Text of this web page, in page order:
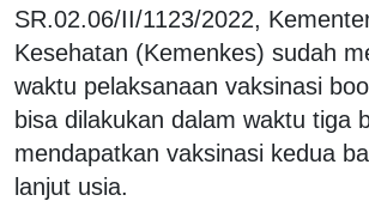
SR.02.06/II/1123/2022,
Kesehatan (Kemenkes) sudah
waktu pelaksanaan vaksinasi
bisa dilakukan dalam waktu tiga
mendapatkan vaksinasi kedua
lanjut usia.